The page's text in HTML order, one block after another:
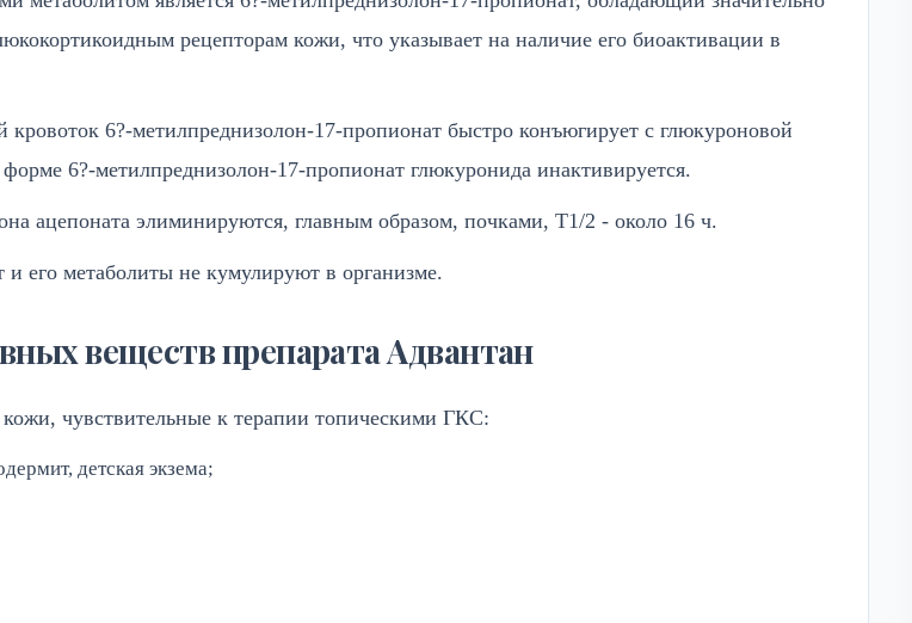
рецепторам кожи, что указывает на наличие его биоактивации в
6?-метилпреднизолон-17-пропионат быстро конъюгирует с глюкуроновой
6?-метилпреднизолон-17-пропионат глюкуронида инактивируется.
ацепоната элиминируются, главным образом, почками, T1/2 - около 16 ч.
его метаболиты не кумулируют в организме.
веществ препарата Адвантан
чувствительные к терапии топическими ГКС:
детская экзема;